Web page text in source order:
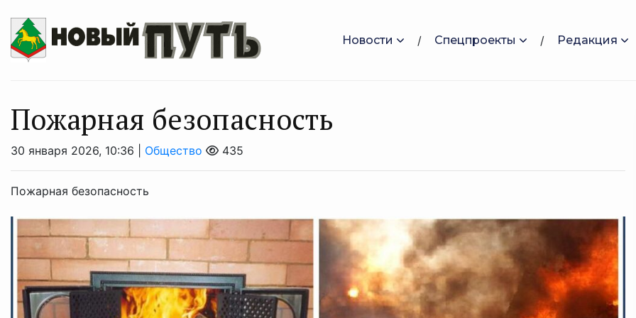
Новости Спецпроекты Редакция
Пожарная безопасность
30 января 2026, 10:36 | Общество 435
Пожарная безопасность